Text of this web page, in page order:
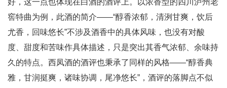
好，这一点也体现在白酒的酒评上。以浓香型的四川泸州老
窖特曲为例，此酒的简介——“醇香浓郁，清洌甘爽，饮后
尤香，回味悠长”不涉及酒香中的具体风味，也没有对酸
度、甜度和苦味作具体描述，只是突出其香气浓郁、余味持
久的特点。西凤酒的酒评也秉承了同样的风格——“醇香典
雅，甘润挺爽，诸味协调，尾净悠长”，酒评的落脚点不似